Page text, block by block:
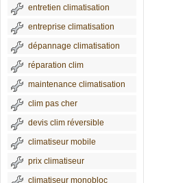
entretien climatisation
entreprise climatisation
dépannage climatisation
réparation clim
maintenance climatisation
clim pas cher
devis clim réversible
climatiseur mobile
prix climatiseur
climatiseur monobloc